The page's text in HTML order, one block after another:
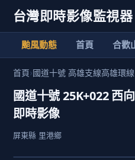
台灣即時影像監視器
颱風動態 首頁 合歡
首頁›國道十號 高雄支線高雄環線
國道十號 25K+022 西
即時影像
屏東縣 里港鄉